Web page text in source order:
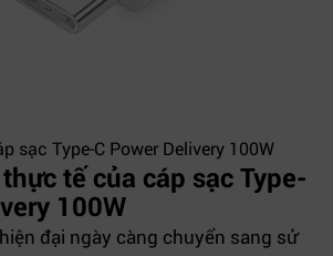
sạc Type-C Power Delivery 100W
tế của cáp sạc Type-
100W
đại ngày càng chuyển sang sử